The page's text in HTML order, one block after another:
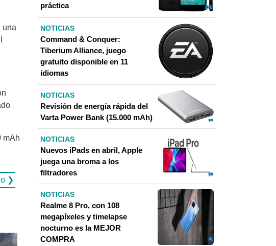
una
mAh
❯
práctica
NOTICIAS
Command & Conquer:
Tiberium Alliance, juego
gratuito disponible en 11
idiomas
NOTICIAS
Revisión de energía rápida del
Varta Power Bank (15.000 mAh)
NOTICIAS
Nuevos iPads en abril, Apple
juega una broma a los
filtradores
NOTICIAS
Realme 8 Pro, con 108
megapíxeles y timelapse
nocturno es la MEJOR
COMPRA